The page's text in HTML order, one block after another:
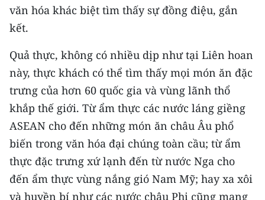
Đông Nam Bộ
Đồng bằng sông Cửu Long
Chuyên trang Hà Nội
Chuyên trang TP. Hồ Chí Minh
CHUYÊN ĐỀ
CÁC CHUYÊN TRANG
văn hóa khác biệt tìm thấy sự đồng điệu, gắn
kết.
Quả thực, không có nhiều dịp như tại Liên hoan
này, thực khách có thể tìm thấy mọi món ăn đặc
trưng của hơn 60 quốc gia và vùng lãnh thổ
khắp thế giới. Từ ẩm thực các nước láng giềng
ASEAN cho đến những món ăn châu Âu phổ
biến trong văn hóa đại chúng toàn cầu; từ ẩm
thực đặc trưng xứ lạnh đến từ nước Nga cho
đến ẩm thực vùng nắng gió Nam Mỹ; hay xa xôi
và huyền bí như các nước châu Phi cũng mang